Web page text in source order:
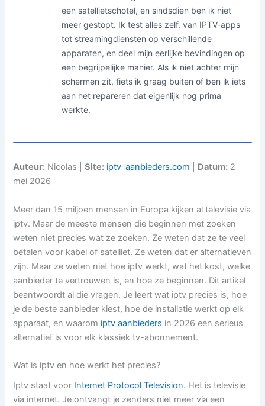
een satellietschotel, en sindsdien ben ik niet
meer gestopt. Ik test alles zelf, van IPTV-apps
tot streamingdiensten op verschillende
apparaten, en deel mijn eerlijke bevindingen op
een begrijpelijke manier. Als ik niet achter mijn
schermen zit, fiets ik graag buiten of ben ik iets
aan het repareren dat eigenlijk nog prima
werkte.
Auteur: Nicolas |Site: iptv-aanbieders.com Datum: 2
mei 2026
Meer dan 15 miljoen mensen in Europa kijken al televisie via
iptv. Maar de meeste mensen die beginnen met zoeken
weten niet precies wat ze zoeken. Ze weten dat ze te veel
betalen voor kabel of satelliet. Ze weten dat er alternatieven
zijn. Maar ze weten niet hoe iptv werkt, wat het kost, welke
aanbieder te vertrouwen is, en hoe ze beginnen. Dit artikel
beantwoordt al die vragen. Je leert wat iptv precies is, hoe
je de beste aanbieder kiest, hoe de installatie werkt op elk
apparaat, en waarom iptv aanbieders in 2026 een serieus
alternatief is voor elk klassiek tv-abonnement.
Wat is iptv en hoe werkt het precies?
Iptv staat voor Internet Protocol Television. Het is televisie
via internet. Je ontvangt je zenders niet meer via een